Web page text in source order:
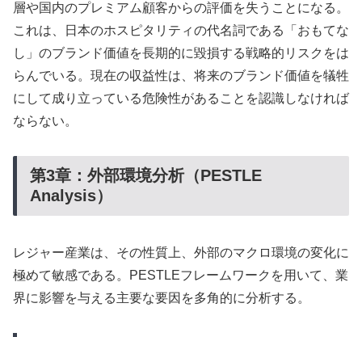
層や国内のプレミアム顧客からの評価を失うことになる。
これは、日本のホスピタリティの代名詞である「おもてな
し」のブランド価値を長期的に毀損する戦略的リスクをは
らんでいる。現在の収益性は、将来のブランド価値を犠牲
にして成り立っている危険性があることを認識しなければ
ならない。
第3章：外部環境分析（PESTLE
Analysis）
レジャー産業は、その性質上、外部のマクロ環境の変化に
極めて敏感である。PESTLEフレームワークを用いて、業
界に影響を与える主要な要因を多角的に分析する。